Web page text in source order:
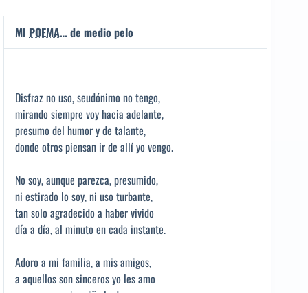
MI POEMA… de medio pelo
Disfraz no uso, seudónimo no tengo,
mirando siempre voy hacia adelante,
presumo del humor y de talante,
donde otros piensan ir de allí yo vengo.
No soy, aunque parezca, presumido,
ni estirado lo soy, ni uso turbante,
tan solo agradecido a haber vivido
día a día, al minuto en cada instante.
Adoro a mi familia, a mis amigos,
a aquellos son sinceros yo les amo